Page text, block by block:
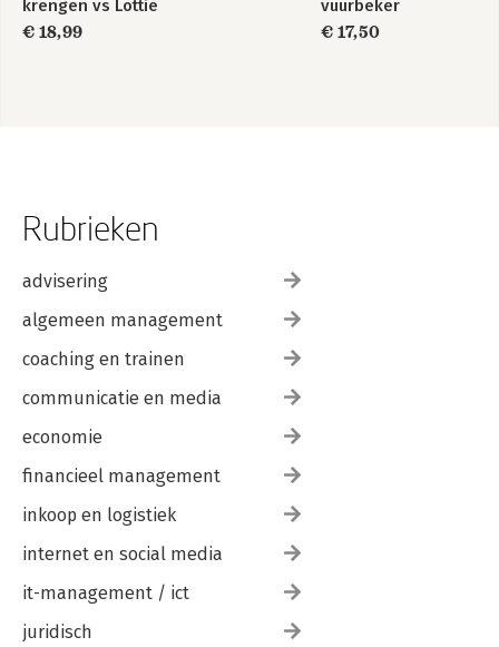
krengen vs Lottie
€ 18,99
vuurbeker
€ 17,50
Rubrieken
advisering
algemeen management
coaching en trainen
communicatie en media
economie
financieel management
inkoop en logistiek
internet en social media
it-management / ict
juridisch